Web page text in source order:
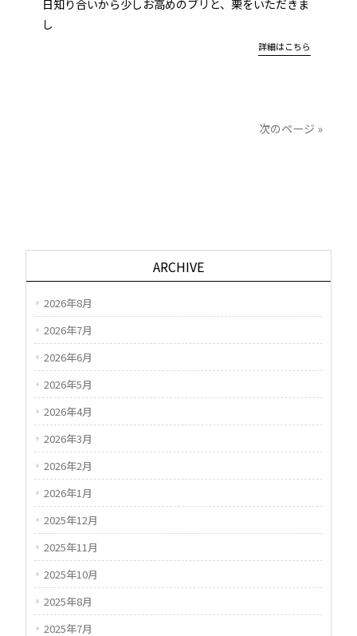
日知り合いから少しお高めのブリと、栗をいただきま
し
詳細はこちら
次のページ »
ARCHIVE
2026年8月
2026年7月
2026年6月
2026年5月
2026年4月
2026年3月
2026年2月
2026年1月
2025年12月
2025年11月
2025年10月
2025年8月
2025年7月